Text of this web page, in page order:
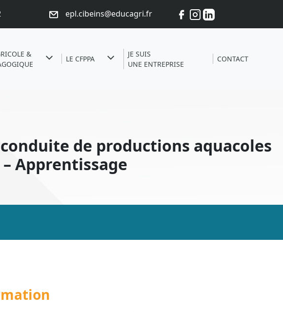
epl.cibeins@educagri.fr
&
LE CFPPA
JE SUIS
UNE ENTREPRISE
CONTACT
de productions aquacoles
– Apprentissage